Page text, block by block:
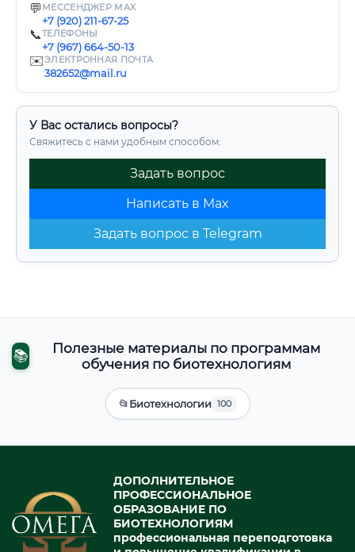
💬 МЕССЕНДЖЕР MAX
+7 (920) 211-67-25
📞ТЕЛЕФОНЫ
+7 (967) 664-50-13
✉️ЭЛЕКТРОННАЯ ПОЧТА
382652@mail.ru
У Вас остались вопросы?
Свяжитесь с нами удобным способом:
Задать вопрос
Написать в Max
Задать вопрос в Telegram
📚
Полезные материалы по программам
обучения по биотехнологиям
📂Биотехнологии 100
ДОПОЛНИТЕЛЬНОЕ
ПРОФЕССИОНАЛЬНОЕ
ОБРАЗОВАНИЕ ПО
БИОТЕХНОЛОГИЯМ
профессиональная переподготовка